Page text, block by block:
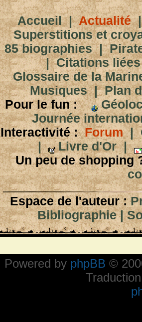
Accueil|Actualité
Superstitions et
85 biographies|
|Citations
Glossaire de la
Musiques|Plan
Pour le fun :
Journée
Interactivité : Forum|
|
Livre d'Or|
Un peu de shopping
Espace de l'auteur :
Bibliographie|
Powered by phpBB ©